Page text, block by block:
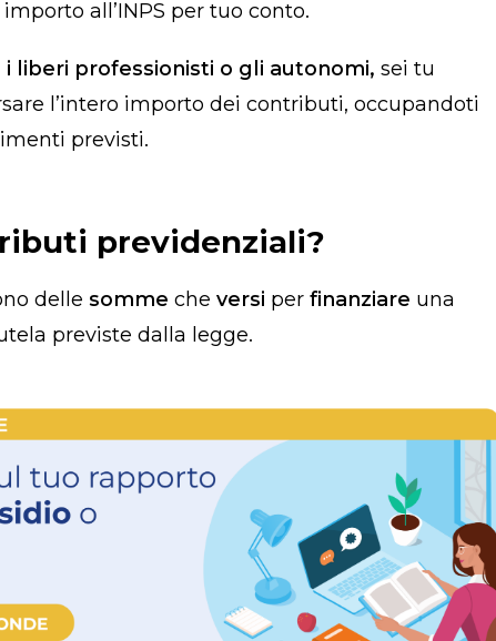
all’INPS per tuo conto.
i liberi professionisti o gli autonomi, sei tu
l’intero importo dei contributi, occupandoti
previsti.
previdenziali?
delle somme che versi per finanziare una
previste dalla legge.